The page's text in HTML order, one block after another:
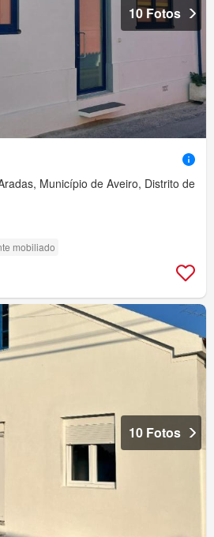
10 Fotos
Município de Aveiro, Distrito de
mobiliado
10 Fotos